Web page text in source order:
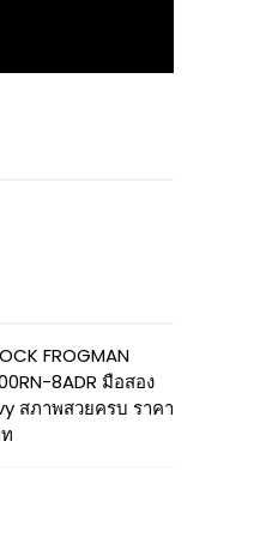
FROGMAN
8ADR มือสอง
สภาพสวยครบ ราคา